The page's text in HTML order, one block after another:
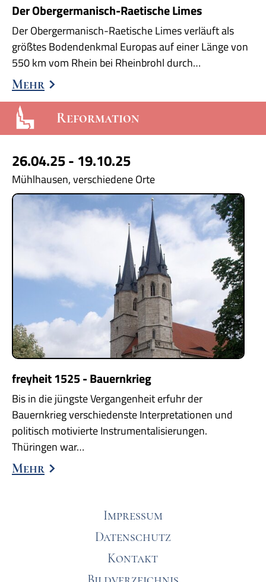
Der Obergermanisch-Raetische Limes
Der Obergermanisch-Raetische Limes verläuft als
größtes Bodendenkmal Europas auf einer Länge von
550 km vom Rhein bei Rheinbrohl durch…
Mehr
Reformation
26.04.25 - 19.10.25
Mühlhausen, verschiedene Orte
freyheit 1525 - Bauernkrieg
Bis in die jüngste Vergangenheit erfuhr der
Bauernkrieg verschiedenste Interpretationen und
politisch motivierte Instrumentalisierungen.
Thüringen war…
Mehr
Impressum
Datenschutz
Kontakt